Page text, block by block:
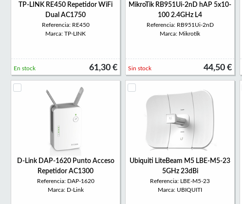
TP-LINK RE450 Repetidor WiFi
Dual AC1750
Referencia: RE450
Marca: TP-LINK
61,30 €
En stock
MikroTik RB951Ui-2nD hAP 5x10-
100 2.4GHz L4
Referencia: RB951Ui-2nD
Marca: Mikrotik
44,50 €
Sin stock
D-Link DAP-1620 Punto Acceso
Repetidor AC1300
Referencia: DAP-1620
Marca: D-Link
Ubiquiti LiteBeam M5 LBE-M5-23
5GHz 23dBi
Referencia: LBE-M5-23
Marca: UBIQUITI